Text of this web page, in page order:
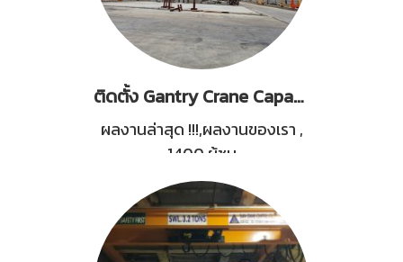
ติดตั้ง Gantry Crane Capacity 5 Tons
ผลงานล่าสุด !!!,ผลงานของเรา ,
1400 ผู้ชม